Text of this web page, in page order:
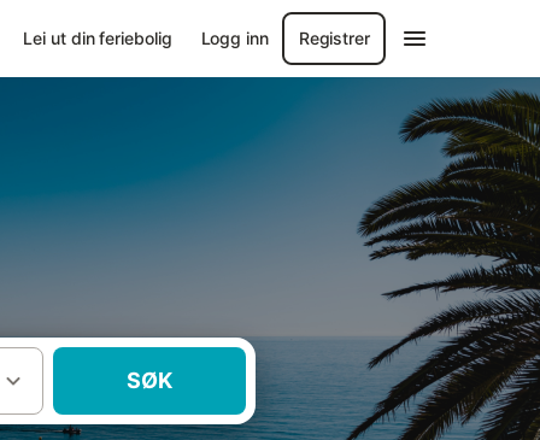
Lei ut din feriebolig Logg inn Registrer
SØK